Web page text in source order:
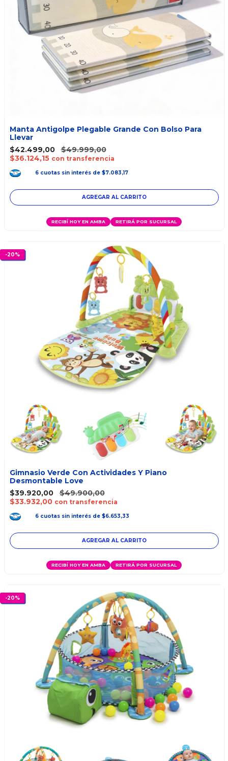
Manta Antigolpe Plegable Grande Con Bolso Para
Llevar
$42.499,00
$49.999,00
$36.124,15 con transferencia
6 cuotas sin interés de $7.083,17
RECIBÍ HOY EN AMBA RETIRÁ POR SUCURSAL
-20%
Gimnasio Verde Con Actividades Y Piano
Desmontable Love
$39.920,00
$49.900,00
$33.932,00 con transferencia
6 cuotas sin interés de $6.653,33
RECIBÍ HOY EN AMBA RETIRÁ POR SUCURSAL
-20%